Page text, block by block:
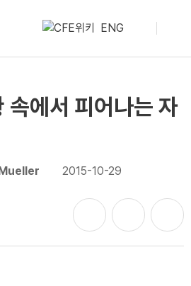
ENG
속에서 피어나는 자
2015-10-29